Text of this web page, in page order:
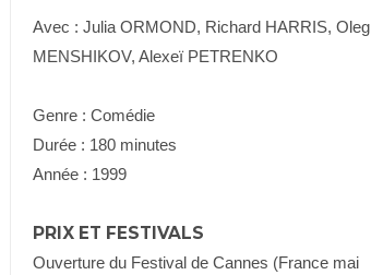
Avec : Julia ORMOND, Richard HARRIS, Oleg
MENSHIKOV, Alexeï PETRENKO
Genre : Comédie
Durée : 180 minutes
Année : 1999
PRIX ET FESTIVALS
Ouverture du Festival de Cannes (France mai